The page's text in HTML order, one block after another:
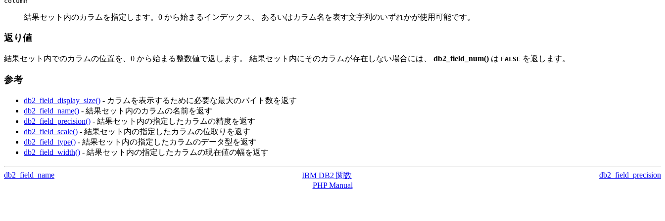
結果セット内のカラムを指定します。0 から始まるインデックス、 あるいはカラム名を表す文字列のいずれかが使用可能です。
返り値
結果セット内でのカラムの位置を、0 から始まる整数値で返します。 結果セット内にそのカラムが存在しない場合には、 db2_field_num() は FALSE を返します。
参考
db2_field_display_size() - カラムを表示するために必要な最大のバイト数を返す
db2_field_name() - 結果セット内のカラムの名前を返す
db2_field_precision() - 結果セット内の指定したカラムの精度を返す
db2_field_scale() - 結果セット内の指定したカラムの位取りを返す
db2_field_type() - 結果セット内の指定したカラムのデータ型を返す
db2_field_width() - 結果セット内の指定したカラムの現在値の幅を返す
db2_field_name db2_field_precision
IBM DB2 関数
PHP Manual